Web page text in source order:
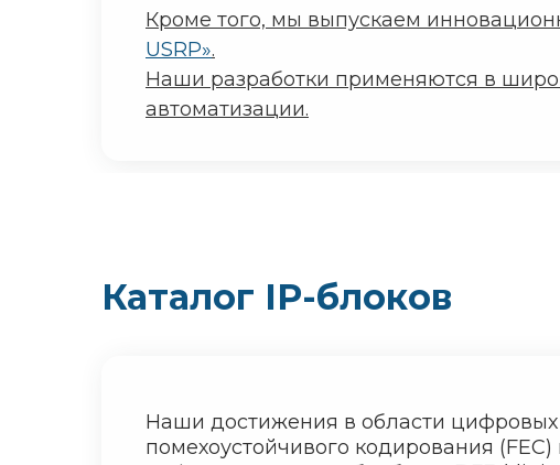
Кроме того, мы выпускаем
USRP».
Наши разработки применяются в
автоматизации.
Каталог IP-блоков
Наши достижения в области цифровых
помехоустойчивого кодирования